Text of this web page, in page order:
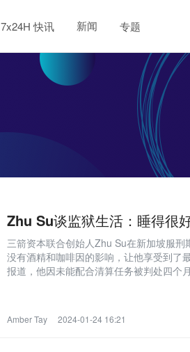
7x24H 快讯 新闻 专题
Zhu Su谈监狱生活：睡得很
三箭资本联合创始人Zhu Su在新加坡服刑
没有酒精和咖啡因的影响，让他享受到了
报道，他因未能配合清算任务被判处四个
Amber Tay 2024-01-24 16:21